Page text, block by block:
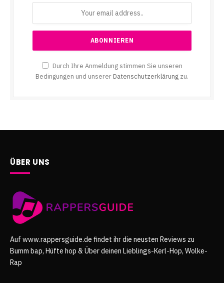
Durch Ihre Anmeldung stimmen Sie unseren
Bedingungen und unserer Datenschutzerklärung zu.
ÜBER UNS
Auf www.rappersguide.de findet ihr die neusten Reviews zu
Bumm bap, Hüfte hop & Über deinen Lieblings-Kerl-Hop, Wolke-
Rap